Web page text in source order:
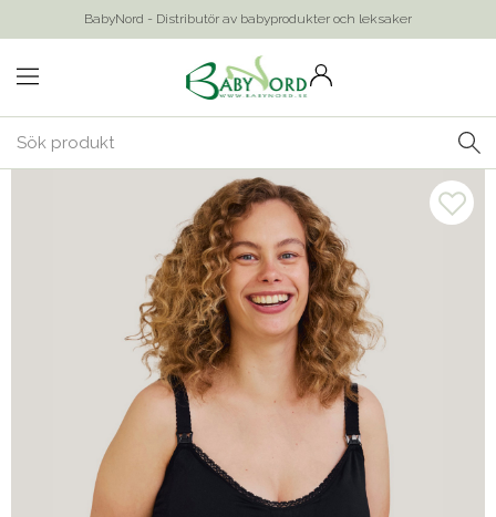
BabyNord - Distributör av babyprodukter och leksaker